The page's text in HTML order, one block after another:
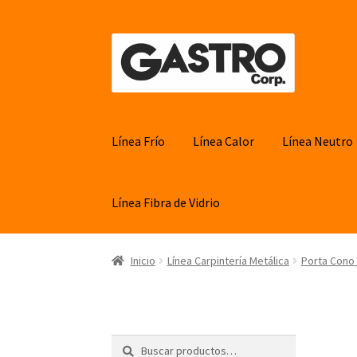
al
contenido
Línea Frío Línea Calor Línea Neutro
Línea Fibra de Vidrio
Inicio Línea Carpintería Metálica Porta
Buscar
Buscar